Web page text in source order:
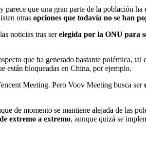
parece que una gran parte de la población
otras opciones que todavía no se han
noticias tras serelegida por la ONU para
que ha generado bastante polémica,
están bloqueadas en China, por ejemplo.
Meeting. Pero Voov Meeting busca ser
de momento se mantiene alejada de las
extremo a extremo, aunque quizá se